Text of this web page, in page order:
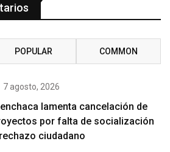
POPULAR COMMON
7 agosto, 2026
lamenta cancelación de
por falta de socialización
ciudadano